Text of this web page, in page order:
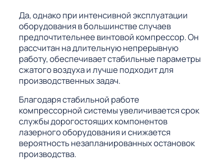
Да, однако при интенсивной эксплуатации
оборудования в большинстве случаев
предпочтительнее винтовой компрессор. Он
рассчитан на длительную непрерывную
работу, обеспечивает стабильные параметры
сжатого воздуха и лучше подходит для
производственных задач.
Благодаря стабильной работе
компрессорной системы увеличивается срок
службы дорогостоящих компонентов
лазерного оборудования и снижается
вероятность незапланированных остановок
производства.